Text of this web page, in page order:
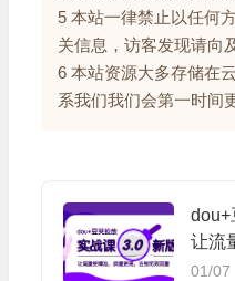
5 本站一律禁止以任何
关信息，访客发现请向
6 本站资源大多存储在
系我们我们会第一时间
dou+
让流
别无
01/07